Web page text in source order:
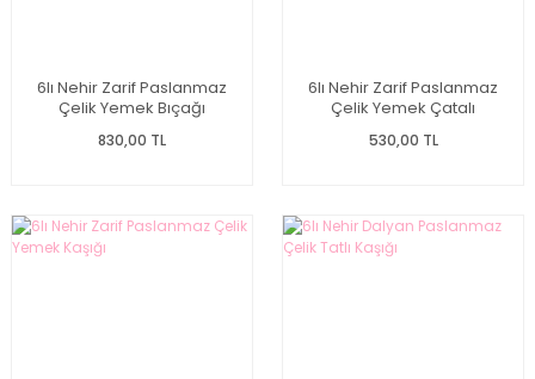
6lı Nehir Zarif Paslanmaz
Çelik Yemek Bıçağı
830,00 TL
6lı Nehir Zarif Paslanmaz
Çelik Yemek Çatalı
530,00 TL